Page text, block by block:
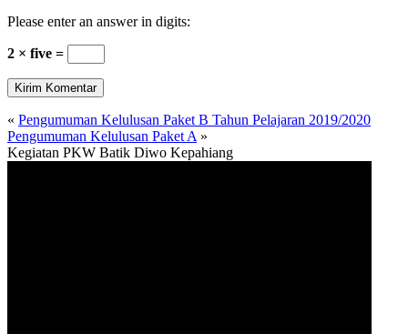
Please enter an answer in digits:
2 × five =
« Pengumuman Kelulusan Paket B Tahun Pelajaran 2019/2020
Pengumuman Kelulusan Paket A »
Kegiatan PKW Batik Diwo Kepahiang